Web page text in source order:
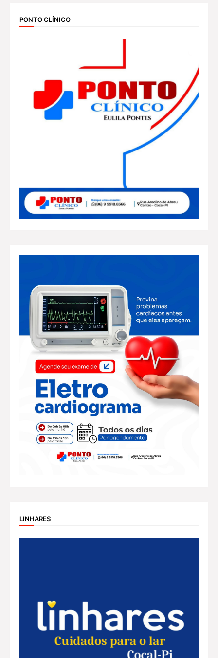
PONTO CLÍNICO
LINHARES